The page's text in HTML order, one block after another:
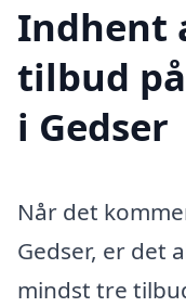
Indhent
tilbud
i Gedser
Når det
Gedser, er det
mindst tre